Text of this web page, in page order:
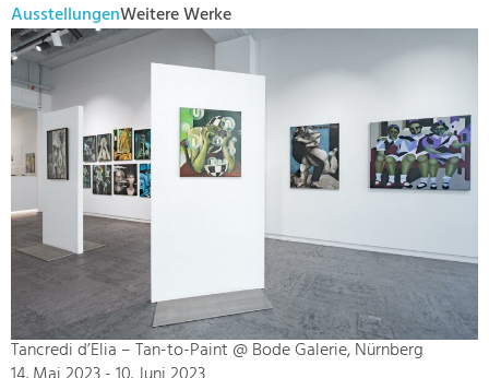
AusstellungenWeitere Werke
Tancredi d’Elia – Tan-to-Paint @ Bode Galerie, Nürnberg